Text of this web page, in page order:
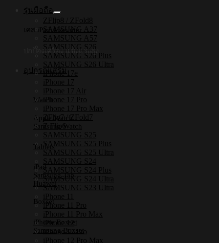
เคส iPad Absolute
ปกป้องเครื่อง แข็งแรงสูง
อุปกรณ์เสริม
Watch
Apple Watch
Samsung Watch
Tablets
iPad
Samsung Tab
Huawei
Boxset
iPhone Boxset
Samsung Boxset
[SAMSUNG
S24รุ่นมือถือ
ZFlip8 / ZFold8
SAMSUNG A37
SAMSUNG A57
SAMSUNG S26
SAMSUNG S26 Plus
SAMSUNG S26 Ultra
iPhone 17e
iPhone 17
iPhone 17 Air
iPhone 17 Pro
iPhone 17 Pro Max
ZFlip7 / ZFold7
Z Flip6
SAMSUNG S25
SAMSUNG S25 Plus
SAMSUNG S25 Ultra
SAMSUNG S24
SAMSUNG S24 Plus
SAMSUNG S24 Ultra
SAMSUNG S23 Ultra
iPhone 11
iPhone 11 Pro
iPhone 11 Pro Max
iPhone 12
iPhone 12 Pro
iPhone 12 Pro Max